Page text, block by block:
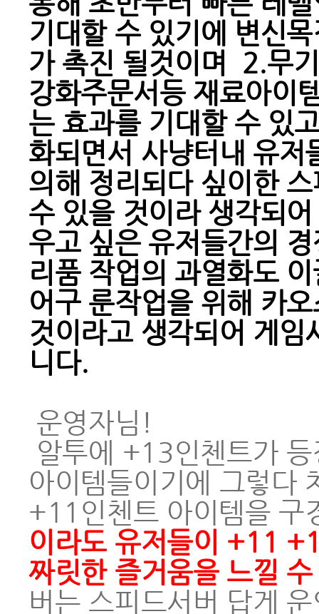
기대할 수 있기에 변신
가 촉진 될것이며 2.무
강화주문서등 재료아이
는 효과를 기대할 수 있
화되면서 사냥터내 유저
의해 정리되다 싶이한
수 있을 것이라 생각되
우고 싶은 유저들간의
리품 작업의 과열화도
어구 룬작업을 위해 카
것이라고 생각되어 게
니다.
운영자님!
알투에 +13인첸트가
아이템들이기에 그렇다
+11인첸트 아이템을 구
이라도 유저들이 +11
짜릿한 즐거움을 느낄
버는 스피드서버 답게